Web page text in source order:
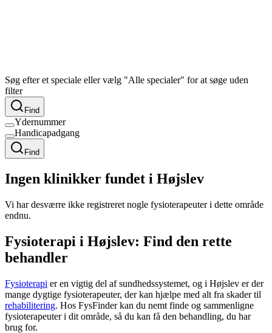
Søg efter et speciale eller vælg "Alle specialer" for at søge uden
filter
Find
Ydernummer
Handicapadgang
Find
Ingen klinikker fundet i Højslev
Vi har desværre ikke registreret nogle fysioterapeuter i dette område
endnu.
Fysioterapi i Højslev: Find den rette
behandler
Fysioterapi er en vigtig del af sundhedssystemet, og i Højslev er der
mange dygtige fysioterapeuter, der kan hjælpe med alt fra skader til
rehabilitering. Hos FysFinder kan du nemt finde og sammenligne
fysioterapeuter i dit område, så du kan få den behandling, du har
brug for.